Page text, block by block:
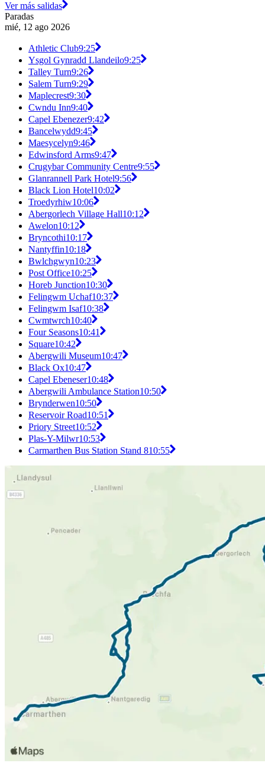
Ver más salidas
Paradas
mié, 12 ago 2026
Athletic Club9:25
Ysgol Gynradd Llandeilo9:25
Talley Turn9:26
Salem Turn9:29
Maplecrest9:30
Cwndu Inn9:40
Capel Ebenezer9:42
Bancelwydd9:45
Maesycelyn9:46
Edwinsford Arms9:47
Crugybar Community Centre9:55
Glanrannell Park Hotel9:56
Black Lion Hotel10:02
Troedyrhiw10:06
Abergorlech Village Hall10:12
Awelon10:12
Bryncothi10:17
Nantyffin10:18
Bwlchgwyn10:23
Post Office10:25
Horeb Junction10:30
Felingwm Uchaf10:37
Felingwm Isaf10:38
Cwmtwrch10:40
Four Seasons10:41
Square10:42
Abergwili Museum10:47
Black Ox10:47
Capel Ebeneser10:48
Abergwili Ambulance Station10:50
Brynderwen10:50
Reservoir Road10:51
Priory Street10:52
Plas-Y-Milwr10:53
Carmarthen Bus Station Stand 810:55